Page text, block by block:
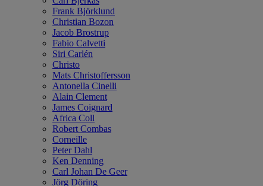
Frank Björklund
Christian Bozon
Jacob Brostrup
Fabio Calvetti
Siri Carlén
Christo
Mats Christoffersson
Antonella Cinelli
Alain Clement
James Coignard
Africa Coll
Robert Combas
Corneille
Peter Dahl
Ken Denning
Carl Johan De Geer
Jörg Döring